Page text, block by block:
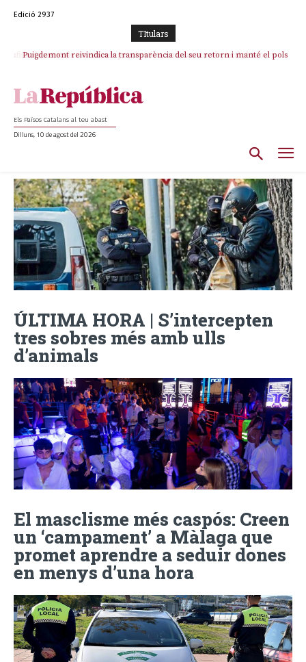
Edició 2937
TItulars
Puigdemont reivindica la transparència del seu retorn i manté el pols
Els Països Catalans al teu abast
Dilluns, 10 de agost del 2026
ÚLTIMA HORA | S’intercepten
tres sobres més amb ulls
d’animals
El masclisme més caspós: Creen
un ‘campament’ a Màlaga que
promet aprendre a seduir dones
en menys d’una hora